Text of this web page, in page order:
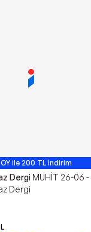
ile 200 TL İndirim
Dergi MUHİT 26-06 -
Dergi